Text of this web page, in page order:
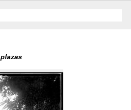
plazas